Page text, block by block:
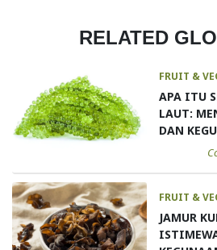
RELATED
FRUIT &
APA ITU
LAUT:
DAN
FRUIT &
JAMUR